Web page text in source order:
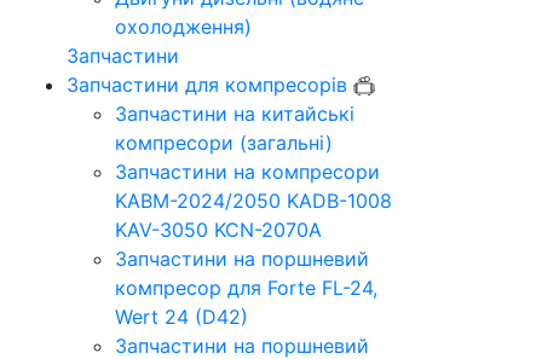
охолодження)
Запчастини
Запчастини для компресорів
Запчастини на китайські
компресори (загальні)
Запчастини на компресори
KABM-2024/2050 KADB-1008
KAV-3050 KCN-2070A
Запчастини на поршневий
компресор для Forte FL-24,
Wert 24 (D42)
Запчастини на поршневий